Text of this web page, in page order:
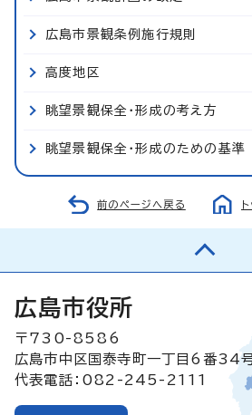
広島市景観条例施行規則
高度地区
眺望景観保全・形成の考え方
眺望景観保全・形成のための基準
前のページへ戻る
広島市役所
〒730-8586
広島市中区国泰寺町一丁目6番34
代表電話：082-245-2111